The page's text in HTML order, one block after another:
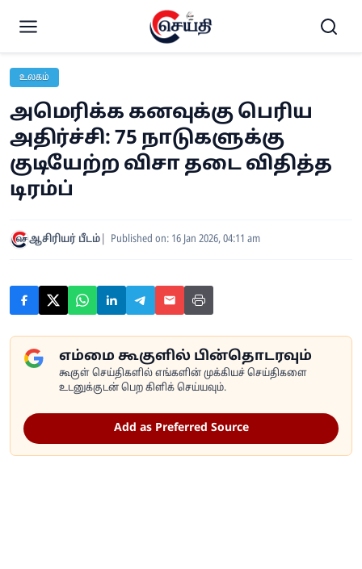
உலகம்
அமெரிக்க கனவுக்கு பெரிய
அதிர்ச்சி: 75 நாடுகளுக்கு
குடியேற்ற விசா தடை விதித்த
டிரம்ப்
ஆசிரியர் பீடம் Published on: 16 Jan 2026, 04:11 am
எம்மை கூகுளில் பின்தொடரவும்
கூகுள் செய்திகளில் எங்களின் முக்கியச் செய்திகளை
உடனுக்குடன் பெற கிளிக் செய்யவும்.
Add as Preferred Source